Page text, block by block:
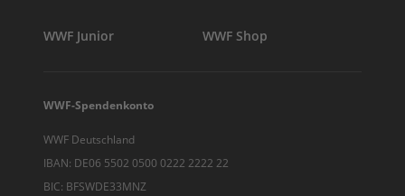
WWF Junior WWF Shop
WWF-Spendenkonto
WWF Deutschland
IBAN: DE06 5502 0500 0222 2222 22
BIC: BFSWDE33MNZ